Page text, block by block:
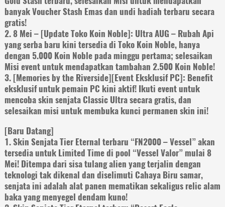
banyak Voucher Stash Emas dan undi hadiah terbaru secara
gratis!
2. 8 Mei – [Update Toko Koin Noble]: Ultra AUG – Rubah Api
yang serba baru kini tersedia di Toko Koin Noble, hanya
dengan 5.000 Koin Noble pada minggu pertama; selesaikan
Misi event untuk mendapatkan tambahan 2.500 Koin Noble!
3. [Memories by the Riverside][Event Eksklusif PC]: Benefit
eksklusif untuk pemain PC kini aktif! Ikuti event untuk
mencoba skin senjata Classic Ultra secara gratis, dan
selesaikan misi untuk membuka kunci permanen skin ini!
[Baru Datang]
1. Skin Senjata Tier Eternal terbaru “FN2000 – Vessel” akan
tersedia untuk Limited Time di pool “Vessel Valor” mulai 8
Mei! Ditempa dari sisa tulang alien yang terjalin dengan
teknologi tak dikenal dan diselimuti Cahaya Biru samar,
senjata ini adalah alat panen mematikan sekaligus relic alam
baka yang menyegel dendam kuno!